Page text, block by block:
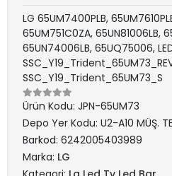
LG 65UM7400PLB,
65UM751C0ZA, 65UN81006LB,
65UN74006LB, 65UQ75006,
SSC_Y19_Trident_65UM73_S
Ürün Kodu: JPN-65UM73
Depo Yer Kodu: U2-A10 MÜŞ.
Barkod: 6242005403989
Marka: LG